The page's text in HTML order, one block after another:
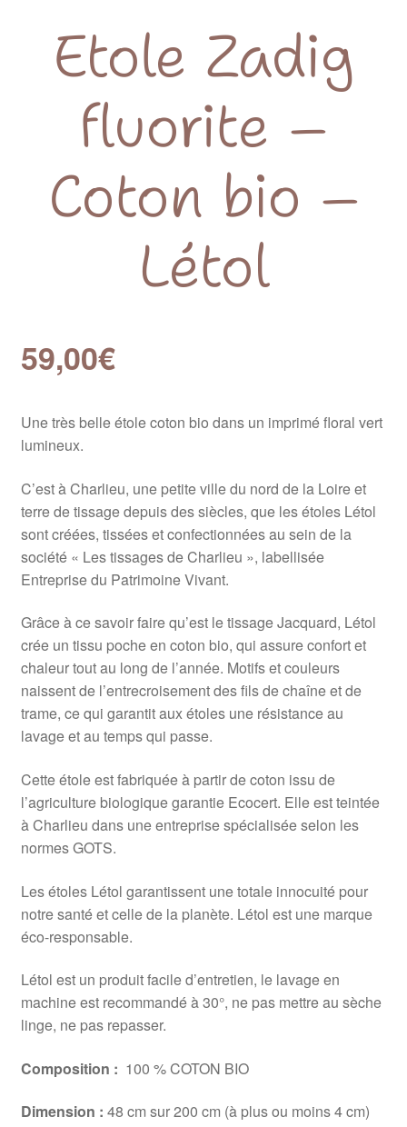
Etole Zadig
fluorite –
Coton bio –
Létol
59,00€
Une très belle étole coton bio dans un imprimé floral vert
lumineux.
C’est à Charlieu, une petite ville du nord de la Loire et
terre de tissage depuis des siècles, que les étoles Létol
sont créées, tissées et confectionnées au sein de la
société « Les tissages de Charlieu », labellisée
Entreprise du Patrimoine Vivant.
Grâce à ce savoir faire qu’est le tissage Jacquard, Létol
crée un tissu poche en coton bio, qui assure confort et
chaleur tout au long de l’année. Motifs et couleurs
naissent de l’entrecroisement des fils de chaîne et de
trame, ce qui garantit aux étoles une résistance au
lavage et au temps qui passe.
Cette étole est fabriquée à partir de coton issu de
l’agriculture biologique garantie Ecocert. Elle est teintée
à Charlieu dans une entreprise spécialisée selon les
normes GOTS.
Les étoles Létol garantissent une totale innocuité pour
notre santé et celle de la planète. Létol est une marque
éco-responsable.
Létol est un produit facile d’entretien, le lavage en
machine est recommandé à 30°, ne pas mettre au sèche
linge, ne pas repasser.
Composition : 100 % COTON BIO
Dimension : 48 cm sur 200 cm (à plus ou moins 4 cm)